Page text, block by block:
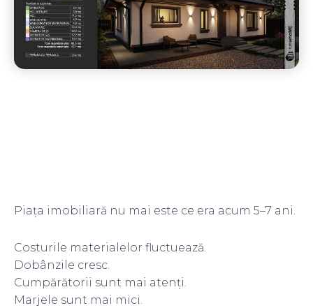
Piața imobiliară nu mai este ce era acum 5–7 ani.
Costurile materialelor fluctuează.
Dobânzile cresc.
Cumpărătorii sunt mai atenți.
Marjele sunt mai mici.